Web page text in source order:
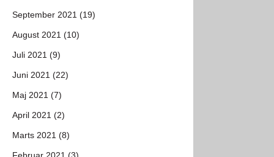
September 2021 (19)
August 2021 (10)
Juli 2021 (9)
Juni 2021 (22)
Maj 2021 (7)
April 2021 (2)
Marts 2021 (8)